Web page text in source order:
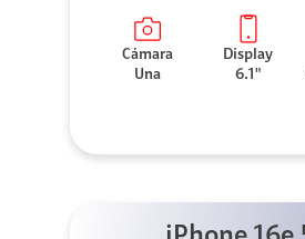
Cámara
Una
Display
6.1"